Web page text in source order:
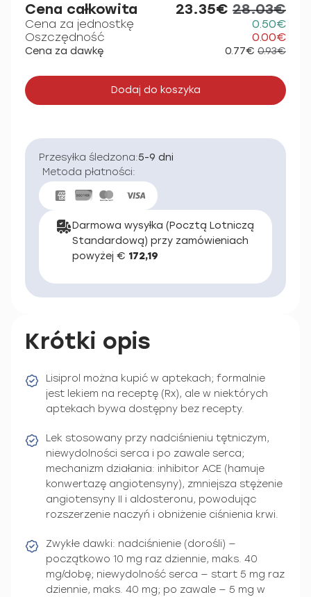
Cena całkowita 23.35€ 28.03€
Cena za jednostkę
0.50€
Oszczędność
0.00€
Cena za dawkę 0.77€ 0.93€
Dodaj do koszyka
Przesyłka śledzona:5-9 dni
Metoda płatności:
Darmowa wysyłka (Pocztą Lotniczą
Standardową) przy zamówieniach
powyżej € 172,19
Krótki opis
Lisiprol można kupić w aptekach; formalnie
jest lekiem na receptę (Rx), ale w niektórych
aptekach bywa dostępny bez recepty.
Lek stosowany przy nadciśnieniu tętniczym,
niewydolności serca i po zawale serca;
mechanizm działania: inhibitor ACE (hamuje
konwertazę angiotensyny), zmniejsza stężenie
angiotensyny II i aldosteronu, powodując
rozszerzenie naczyń i obniżenie ciśnienia krwi.
Zwykłe dawki: nadciśnienie (dorośli) —
początkowo 10 mg raz dziennie, maks. 40
mg/dobę; niewydolność serca — start 5 mg raz
dziennie, maks. 40 mg; po zawale — 5 mg w